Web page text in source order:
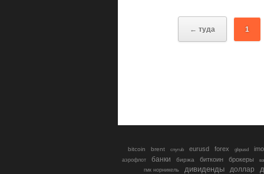
← туда 1
bitcoin brent cnyrub eurusd forex gbpusd
аэрофлот банки биржа биткоин брокеры
гмк норникель
дивиденды доллар